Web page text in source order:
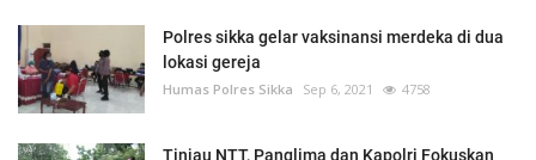
Polres sikka gelar vaksinansi merdeka di dua
lokasi gereja
Humas Polres Sikka Sep 6, 2021 4758
Tinjau NTT, Panglima dan Kapolri Fokuskan